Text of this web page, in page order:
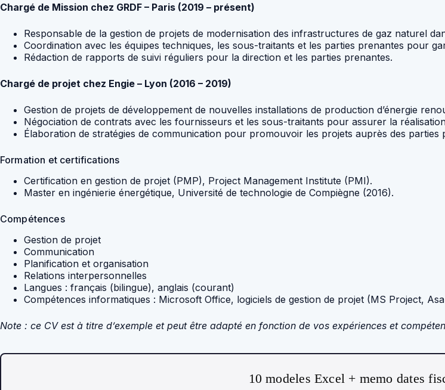
Chargé de Mission chez GRDF – Paris (2019 – présent)
Responsable de la gestion de projets de modernisation des infrastructures de gaz naturel
Coordination avec les équipes techniques, les sous-traitants et les parties prenantes pour
Rédaction de rapports de suivi réguliers pour la direction et les parties prenantes.
Chargé de projet chez Engie – Lyon (2016 – 2019)
Gestion de projets de développement de nouvelles installations de production d’énergie
Négociation de contrats avec les fournisseurs et les sous-traitants pour assurer la
Élaboration de stratégies de communication pour promouvoir les projets auprès des parties
Formation et certifications
Certification en gestion de projet (PMP), Project Management Institute (PMI).
Master en ingénierie énergétique, Université de technologie de Compiègne (2016).
Compétences
Gestion de projet
Communication
Planification et organisation
Relations interpersonnelles
Langues : français (bilingue), anglais (courant)
Compétences informatiques : Microsoft Office, logiciels de gestion de projet (MS Project,
Note : ce CV est à titre d’exemple et peut être adapté en fonction de vos expériences et
10 modeles Excel + memo dates